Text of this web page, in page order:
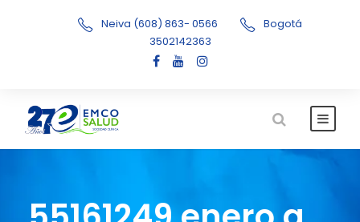
Neiva (608) 863- 0566
Bogotá
3502142363